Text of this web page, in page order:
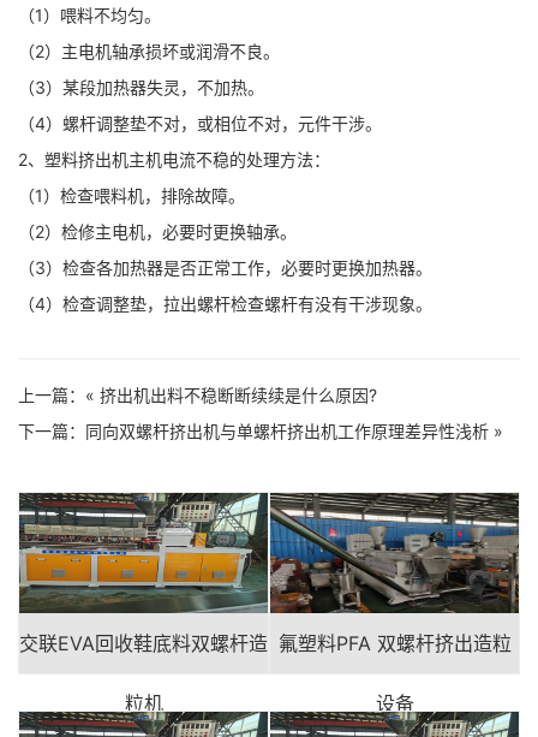
（1）喂料不均匀。
（2）主电机轴承损坏或润滑不良。
（3）某段加热器失灵，不加热。
（4）螺杆调整垫不对，或相位不对，元件干涉。
2、塑料挤出机主机电流不稳的处理方法：
（1）检查喂料机，排除故障。
（2）检修主电机，必要时更换轴承。
（3）检查各加热器是否正常工作，必要时更换加热器。
（4）检查调整垫，拉出螺杆检查螺杆有没有干涉现象。
上一篇：« 挤出机出料不稳断断续续是什么原因?
下一篇： 同向双螺杆挤出机与单螺杆挤出机工作原理差异性浅析 »
交联EVA回收鞋底料双螺杆造
粒机
氟塑料PFA 双螺杆挤出造粒
设备